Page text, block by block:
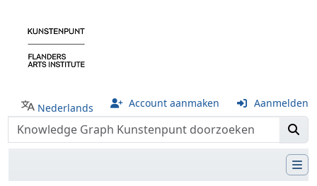
Nederlands Account aanmaken Aanmelden